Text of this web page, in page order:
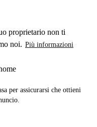
proprietario non ti
noi. Più informazioni
per assicurarsi che ottieni